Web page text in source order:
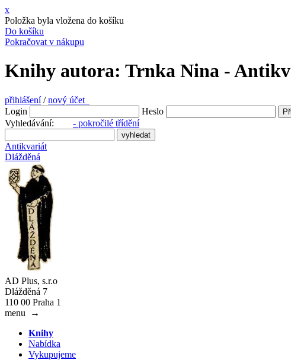
x
Položka byla vložena do košíku
Do košíku
Pokračovat v nákupu
Knihy autora: Trnka Nina -
přihlášení/nový účet
Login
Heslo
Vyhledávání: - pokročilé třídění
Antikvariát
Dlážděná
AD Plus, s.r.o
Dlážděná 7
110 00 Praha 1
menu
→
Knihy
Nabídka
Vykupujeme